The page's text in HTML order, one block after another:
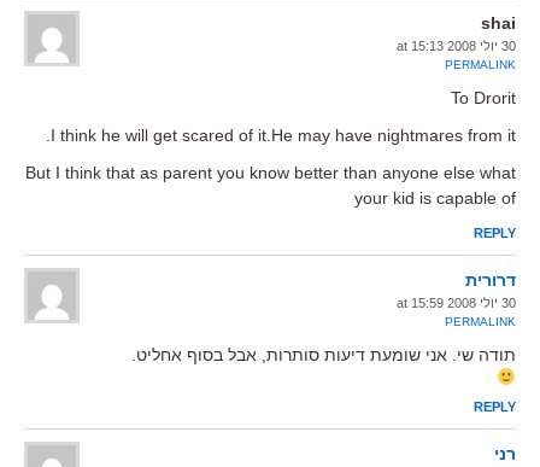
shai
30 יולי 2008 at 15:13
PERMALINK
To Drorit
I think he will get scared of it.He may have nightmares from it.
But I think that as parent you know better than anyone else what
your kid is capable of
REPLY
דרורית
30 יולי 2008 at 15:59
PERMALINK
תודה שי. אני שומעת דיעות סותרות, אבל בסוף אחליט.
REPLY
רני